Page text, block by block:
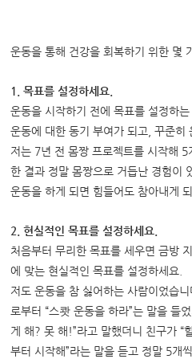
운동을 통해 건강을 회복하기 위한 몇
1. 목표를 설정하세요.
운동을 시작하기 전에 목표를 설정하
운동에 대한 동기 부여가 되고, 꾸준히
저는 7년 전 몸짱 프로젝트를 시작해
한 결과 정말 몸짱으로 거듭난 경험이
운동을 하게 되면 힘들어도 참아내게
2. 현실적인 목표를 설정하세요.
처음부터 무리한 목표를 세우면 금방
에 맞는 현실적인 목표를 설정하세요.
저도 운동을 참 싫어하는 사람이었습
로부터 “스쾃 운동을 하라”는 말을 들
게 해? 못 해!”라고 말했더니 친구가 “
부터 시작해”라는 말을 듣고 정말 5개